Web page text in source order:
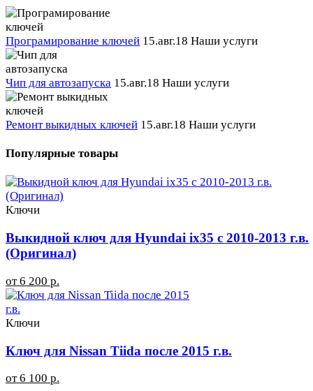
Програмирование ключей 15.авг.18 Наши услуги
Чип для автозапуска 15.авг.18 Наши услуги
Ремонт выкидных ключей 15.авг.18 Наши услуги
Популярные товары
Ключи
Выкидной ключ для Hyundai ix35 с 2010-2013 г.в.
(Оригинал)
от 6 200 р.
Ключи
Ключ для Nissan Tiida после 2015 г.в.
от 6 100 р.